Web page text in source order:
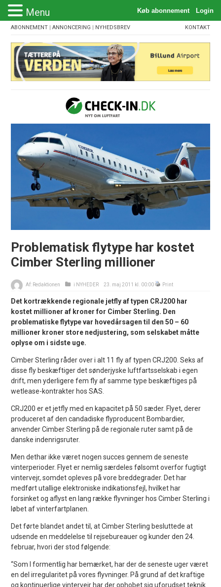
ABONNEMENT |ANNONCERING | NYHEDSBREV KONTAKT
Problematisk flytype har kostet
Cimber Sterling millioner
Af: Redaktionen i NYHEDER 23. maj 2011 kl. 00:00 Print
Det kortrækkende regionale jetfly af typen CRJ200 har
kostet millioner af kroner for Cimber Sterling. Den
problematiske flytype var hovedårsagen til den 50 – 60
millioner kroner store nedjustering, som selskabet måtte
oplyse om i sidste uge.
Cimber Sterling råder over i alt 11 fly af typen CRJ200. Seks af
disse fly beskæftiger det sønderjyske luftfartsselskab i egen
drift, men yderligere fem fly af samme type beskæftiges på
wetlease-kontrakter hos SAS.
CRJ200 er et jetfly med en kapacitet på 50 sæder. Flyet, derer
produceret af den candadiske flyproducent Bombardier,
anvender Cimber Sterling på de regionale ruter samt på de
danske indenrigsruter.
Men dethar ikke været nogen succes gennem de seneste
vinterperioder. Flyet er nemlig særdeles følsomt overfor fugtigt
vintervejr, somdet opleves på vore breddegrader. Det har
medført utallige elektroniske indikationsfejl, hvilket har
forsinket og aflyst en lang række flyvninger hos Cimber Sterling i
løbet af vinterfartplanen.
Det førte blandet andet til, at Cimber Sterling besluttede at
udsende en meddelelse til rejsebureauer og kunder den 24.
februar, hvori der stod følgende:
“Som I formentlig har bemærket, har der de seneste uger været
en del irregularitet på vores flyvninger. På grund af det kraftige
og kontinuerlige vintervejr har der ophobet sig uforudset teknik
Menu